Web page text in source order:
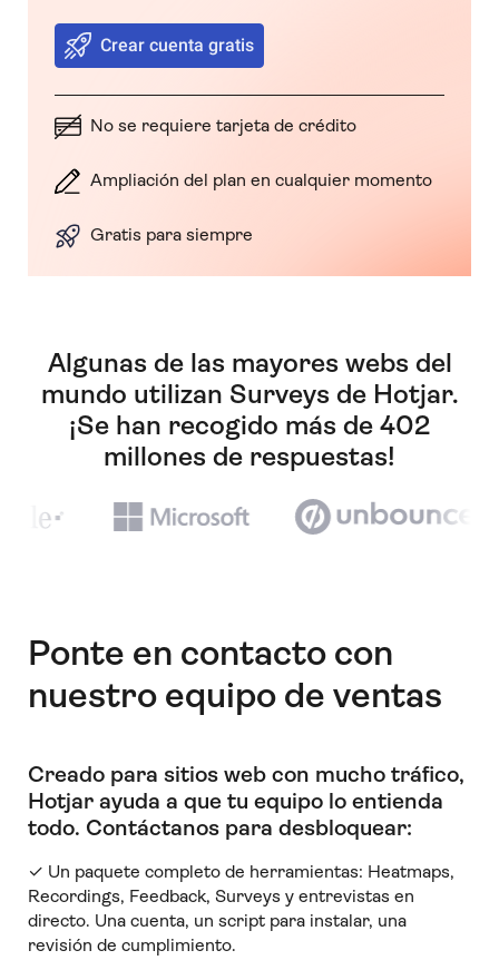
Crear cuenta gratis
No se requiere tarjeta de crédito
Ampliación del plan en cualquier momento
Gratis para siempre
Algunas de las mayores webs del
mundo utilizan Surveys de Hotjar.
¡Se han recogido más de 402
millones de respuestas!
Ponte en contacto con
nuestro equipo de ventas
Creado para sitios web con mucho tráfico,
Hotjar ayuda a que tu equipo lo entienda
todo. Contáctanos para desbloquear:
✓ Un paquete completo de herramientas: Heatmaps,
Recordings, Feedback, Surveys y entrevistas en
directo. Una cuenta, un script para instalar, una
revisión de cumplimiento.